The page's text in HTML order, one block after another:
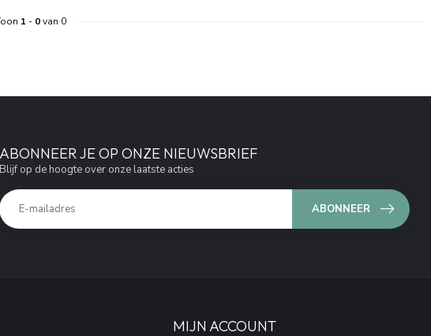
1 - 0van 0
ABONNEER JE OP ONZE NIEUWSBRIEF
Blijf op de hoogte over onze laatste acties
ABONNEER
MIJN ACCOUNT